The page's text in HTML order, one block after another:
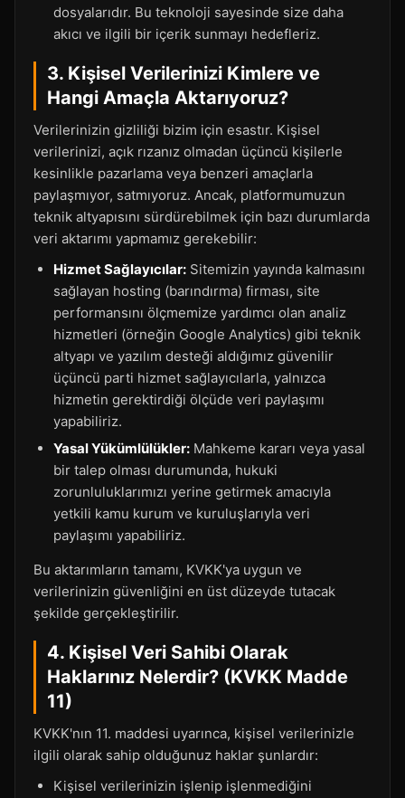
dosyalarıdır. Bu teknoloji sayesinde size daha
akıcı ve ilgili bir içerik sunmayı hedefleriz.
3. Kişisel Verilerinizi Kimlere ve
Hangi Amaçla Aktarıyoruz?
Verilerinizin gizliliği bizim için esastır. Kişisel
verilerinizi, açık rızanız olmadan üçüncü kişilerle
kesinlikle pazarlama veya benzeri amaçlarla
paylaşmıyor, satmıyoruz. Ancak, platformumuzun
teknik altyapısını sürdürebilmek için bazı durumlarda
veri aktarımı yapmamız gerekebilir:
Hizmet Sağlayıcılar: Sitemizin yayında kalmasını
sağlayan hosting (barındırma) firması, site
performansını ölçmemize yardımcı olan analiz
hizmetleri (örneğin Google Analytics) gibi teknik
altyapı ve yazılım desteği aldığımız güvenilir
üçüncü parti hizmet sağlayıcılarla, yalnızca
hizmetin gerektirdiği ölçüde veri paylaşımı
yapabiliriz.
Yasal Yükümlülükler: Mahkeme kararı veya yasal
bir talep olması durumunda, hukuki
zorunluluklarımızı yerine getirmek amacıyla
yetkili kamu kurum ve kuruluşlarıyla veri
paylaşımı yapabiliriz.
Bu aktarımların tamamı, KVKK'ya uygun ve
verilerinizin güvenliğini en üst düzeyde tutacak
şekilde gerçekleştirilir.
4. Kişisel Veri Sahibi Olarak
Haklarınız Nelerdir? (KVKK Madde
11)
KVKK'nın 11. maddesi uyarınca, kişisel verilerinizle
ilgili olarak sahip olduğunuz haklar şunlardır:
Kişisel verilerinizin işlenip işlenmediğini